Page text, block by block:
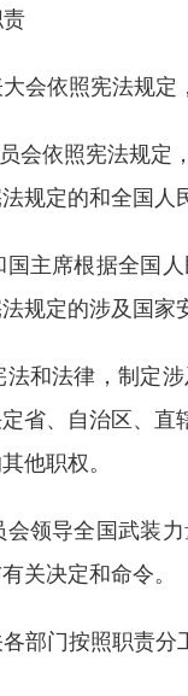
会依照宪法规
会依照宪法规定
规定的和全国
主席根据全国
规定的涉及国家
和法律，制定
省、自治区、
他职权。
领导全国武装
关决定和命令。
部门按照职责